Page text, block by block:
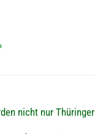
nicht nur